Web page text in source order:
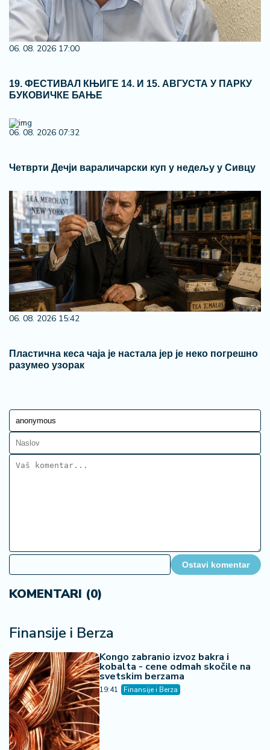
06. 08. 2026 17:00
19. ФЕСТИВАЛ КЊИГЕ 14. И 15. АВГУСТА У ПАРКУ
БУКОВИЧКЕ БАЊЕ
06. 08. 2026 07:32
Четврти Дечји вараличарски куп у недељу у Сивцу
06. 08. 2026 15:42
Пластична кеса чаја је настала јер је неко погрешно
разумео узорак
Ostavi komentar
KOMENTARI (0)
Finansije i Berza
Kongo zabranio izvoz bakra i
kobalta - cene odmah skočile na
svetskim berzama
19:41 Finansije i Berza